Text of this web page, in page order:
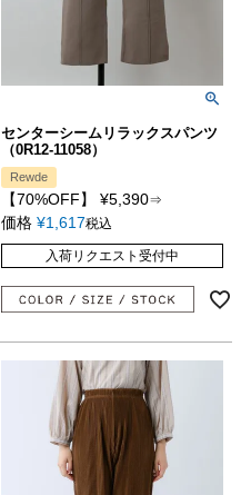
センターシームリラックスパンツ
（0R12-11058）
Rewde
【70%OFF】 ¥5,390⇒
価格 ¥1,617税込
入荷リクエスト受付中